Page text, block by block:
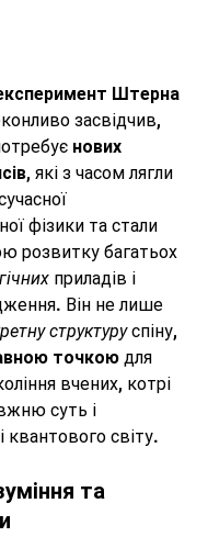
Штерна
засвідчив,
нових
, які з часом лягли
фізики та стали
розвитку багатьох
приладів і
Він не лише
структуру спіну,
точкою для
вчених, котрі
суть і
квантового світу.
та